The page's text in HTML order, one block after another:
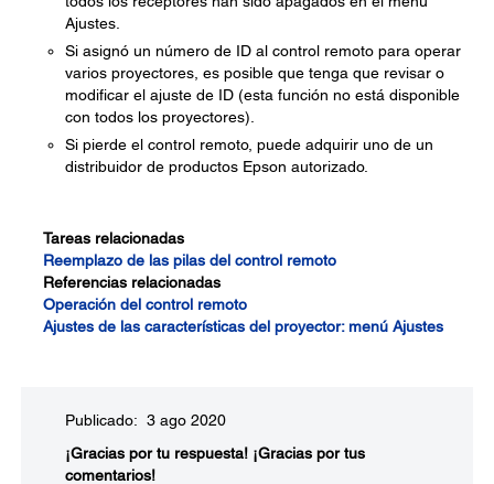
Ajustes.
Si asignó un número de ID al control remoto para operar
varios proyectores, es posible que tenga que revisar o
modificar el ajuste de ID (esta función no está disponible
con todos los proyectores).
Si pierde el control remoto, puede adquirir uno de un
distribuidor de productos Epson autorizado.
Tareas relacionadas
Reemplazo de las pilas del control remoto
Referencias relacionadas
Operación del control remoto
Ajustes de las características del proyector: menú Ajustes
Publicado: 3 ago 2020
¡Gracias por tu respuesta! ¡Gracias por tus
comentarios!